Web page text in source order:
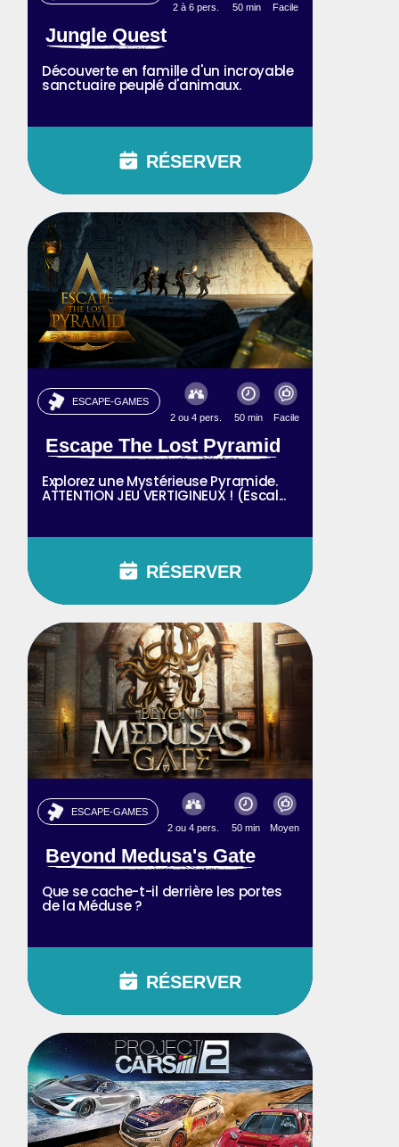
2 à 6 pers.
50 min Facile
Jungle Quest
Découverte en famille d'un incroyable
sanctuaire peuplé d'animaux.
RÉSERVER
ESCAPE-GAMES
2 ou 4 pers.
50 min Facile
Escape The Lost Pyramid
Explorez une Mystérieuse Pyramide.
ATTENTION JEU VERTIGINEUX ! (Escal...
RÉSERVER
ESCAPE-GAMES
2 ou 4 pers.
50 min Moyen
Beyond Medusa's Gate
Que se cache-t-il derrière les portes
de la Méduse ?
RÉSERVER